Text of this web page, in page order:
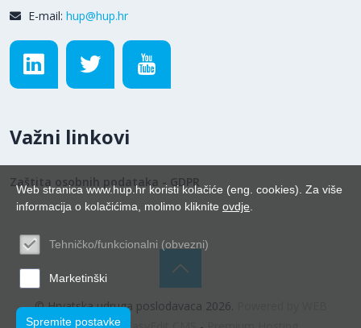
E-mail: hup@hup.hr
Važni linkovi
Zaštita osobnih podataka - GDPR
© Hrvatska udruga poslodavaca 2026.
Web stranica www.hup.hr koristi kolačiće (eng. cookies). Za više
informacija o kolačićima, molimo kliknite ovdje
Tehničko/funkcionalni (obvezni)
Marketinški
Spremite postavke